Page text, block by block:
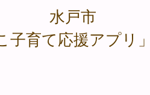
水戸市
子育て応援アプリ